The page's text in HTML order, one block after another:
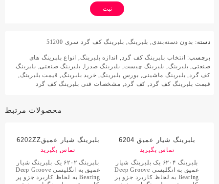
دسته: بدون دسته‌بندی, بلبرینگ, بلبرینگ کف گرد سری 51200
برچسب: انتخاب بلبرینگ کف گرد, اندازه بلبرینگ, انواع بلبرینگ های
صنعتی, بلبرینگ, بلبرینگ چیست, بلبرینگ صدرا , بلبرینگ صنعتی, بلبرینگ
کف گرد, بلبرینگ ماشینی, بورس بلبرینگ, خرید بلبرینگ, قیمت بلبرینگ,
قیمت بلبرینگ کف گرد, کف گرد, مشخصات فنی بلبرینگ کف گرد
محصولات مرتبط
بلبرینگ شیار عمیق6202ZZ
تماس بگیرید
بلبرینگ ۶۲۰۲ یک بلبرینگ شیار
عمیق به انگلیسی Deep Groove
Bearing به لحاظ کاربرد جزو پر
بلبرینگ شیار عمیق 6204
تماس بگیرید
بلبرینگ ۶۲۰۴ یک بلبرینگ شیار
عمیق به انگلیسی Deep Groove
Bearing به لحاظ کاربرد جزو پر